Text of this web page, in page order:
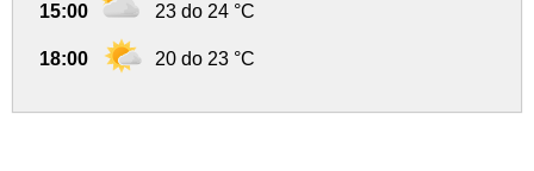
15:00 23 do 24 °C
18:00 20 do 23 °C